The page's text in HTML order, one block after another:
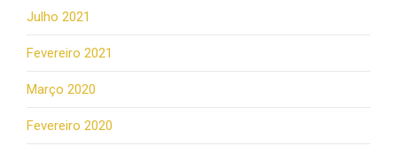
Julho 2021
Fevereiro 2021
Março 2020
Fevereiro 2020